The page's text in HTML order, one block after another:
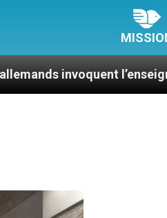
l’enseignement de